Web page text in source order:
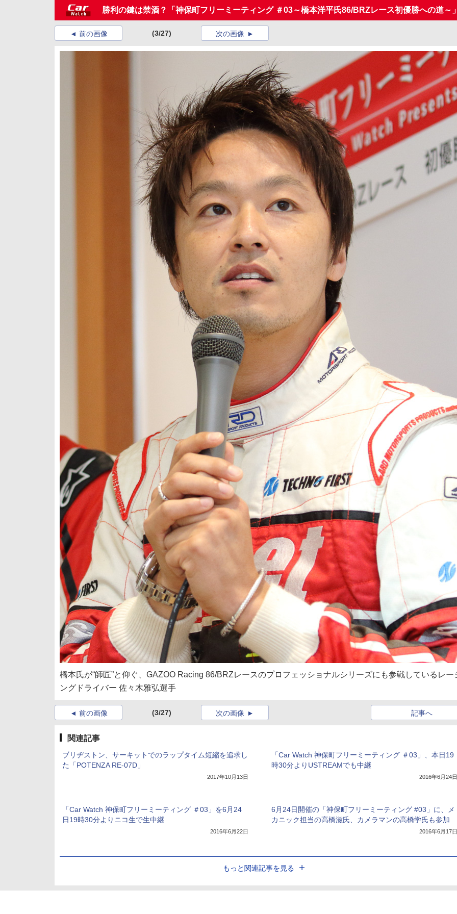
勝利の鍵は禁酒？「神保町フリーミーティング ＃03～橋本洋平氏86/BRZレース初優勝への道～
前の画像 (3/27) 次の画像
橋本氏が“師匠”と仰ぐ、GAZOO Racing 86/BRZレースのプロフェッショナルシリーズにも参戦しているレー
ングドライバー 佐々木雅弘選手
前の画像 (3/27) 記事へ
次の画像
関連記事
ブリヂストン、サーキットでのラップタイム短縮を追求し
た「POTENZA RE-07D」
2017年10月13日
「Car Watch 神保町フリーミーティング ＃03」、本日19
時30分よりUSTREAMでも中継
2016年6月24日
「Car Watch 神保町フリーミーティング ＃03」を6月24
日19時30分よりニコ生で生中継
2016年6月22日
6月24日開催の「神保町フリーミーティング #03」に、メ
カニック担当の高橋滋氏、カメラマンの高橋学氏も参加
2016年6月17日
もっと関連記事を見る